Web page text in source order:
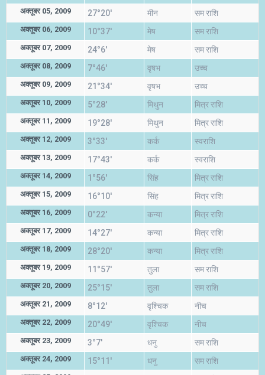
अक्तूबर 05, 2009 27°20' मीन सम राशि
अक्तूबर 06, 2009 10°37' मेष सम राशि
अक्तूबर 07, 2009 24°6' मेष सम राशि
अक्तूबर 08, 2009 7°46' वृषभ उच्च
अक्तूबर 09, 2009 21°34' वृषभ उच्च
अक्तूबर 10, 2009 5°28' मिथुन मित्र राशि
अक्तूबर 11, 2009 19°28' मिथुन मित्र राशि
अक्तूबर 12, 2009 3°33' कर्क स्वराशि
अक्तूबर 13, 2009 17°43' कर्क स्वराशि
अक्तूबर 14, 2009 1°56' सिंह मित्र राशि
अक्तूबर 15, 2009 16°10' सिंह मित्र राशि
अक्तूबर 16, 2009 0°22' कन्या मित्र राशि
अक्तूबर 17, 2009 14°27' कन्या मित्र राशि
अक्तूबर 18, 2009 28°20' कन्या मित्र राशि
अक्तूबर 19, 2009 11°57' तुला सम राशि
अक्तूबर 20, 2009 25°15' तुला सम राशि
अक्तूबर 21, 2009 8°12' वृश्चिक नीच
अक्तूबर 22, 2009 20°49' वृश्चिक नीच
अक्तूबर 23, 2009 3°7' धनु सम राशि
अक्तूबर 24, 2009 15°11' धनु सम राशि